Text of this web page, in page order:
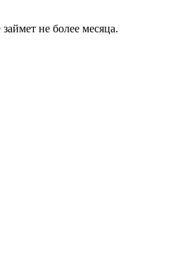
не более месяца.